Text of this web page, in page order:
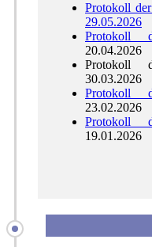
Protokoll
29.05.2026
Protokoll
20.04.2026
Protokoll
30.03.2026
Protokoll
23.02.2026
Protokoll
19.01.2026